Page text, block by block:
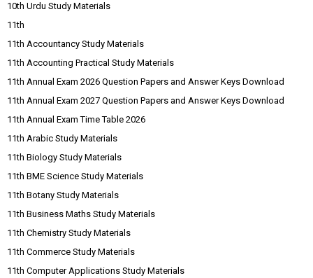
10th Urdu Study Materials
11th
11th Accountancy Study Materials
11th Accounting Practical Study Materials
11th Annual Exam 2026 Question Papers and Answer Keys Download
11th Annual Exam 2027 Question Papers and Answer Keys Download
11th Annual Exam Time Table 2026
11th Arabic Study Materials
11th Biology Study Materials
11th BME Science Study Materials
11th Botany Study Materials
11th Business Maths Study Materials
11th Chemistry Study Materials
11th Commerce Study Materials
11th Computer Applications Study Materials